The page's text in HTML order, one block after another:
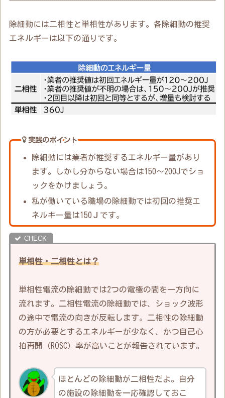
除細動には二相性と単相性があります。各除細動の推奨
エネルギーは以下の通りです。
実践のポイント
除細動には業者が推奨するエネルギー量があり
ます。しかし分からない場合は150～200Jでショ
ックをかけましょう。
私が働いている職場の除細動では初回の推奨エ
ネルギー量は150Ｊです。
単相性・二相性とは？
単相性電流の除細動では2つの電極の間を一方向に
流れます。二相性電流の除細動では、ショック波形
の途中で電流の向きが反転します。二相性の除細動
の方が必要とするエネルギーが少なく、かつ自己心
拍再開（ROSC）率が高いことが報告されています。
ほとんどの除細動が二相性だよ。自分
の施設の除細動を一応確認しておこ